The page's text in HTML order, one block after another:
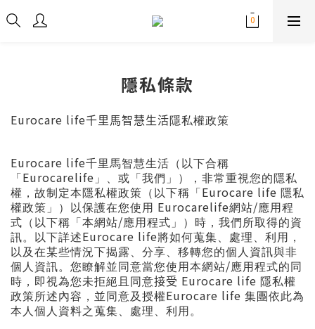
隱私條款
Eurocare life千里馬智慧生活隱私權政策
Eurocare life千里馬智慧生活（以下合稱
「Eurocarelife 」、或「我們」），非常重視您的隱私
權，故制定本隱私權政策（以下稱「Eurocare life 隱私
權政策」）以保護在您使用 Eurocarelife網站/應用程
式（以下稱「本網站/應用程式」）時，我們所取得的資
訊。以下詳述Eurocare life將如何蒐集、處理、利用，
以及在某些情況下揭露、分享、移轉您的個人資訊與非
個人資訊。您瞭解並同意當您使用本網站/應用程式的同
時，即視為您未拒絕且同意接受 Eurocare life 隱私權
政策所述內容，並同意及授權Eurocare life 集團依此為
本人個人資料之蒐集、處理、利用。